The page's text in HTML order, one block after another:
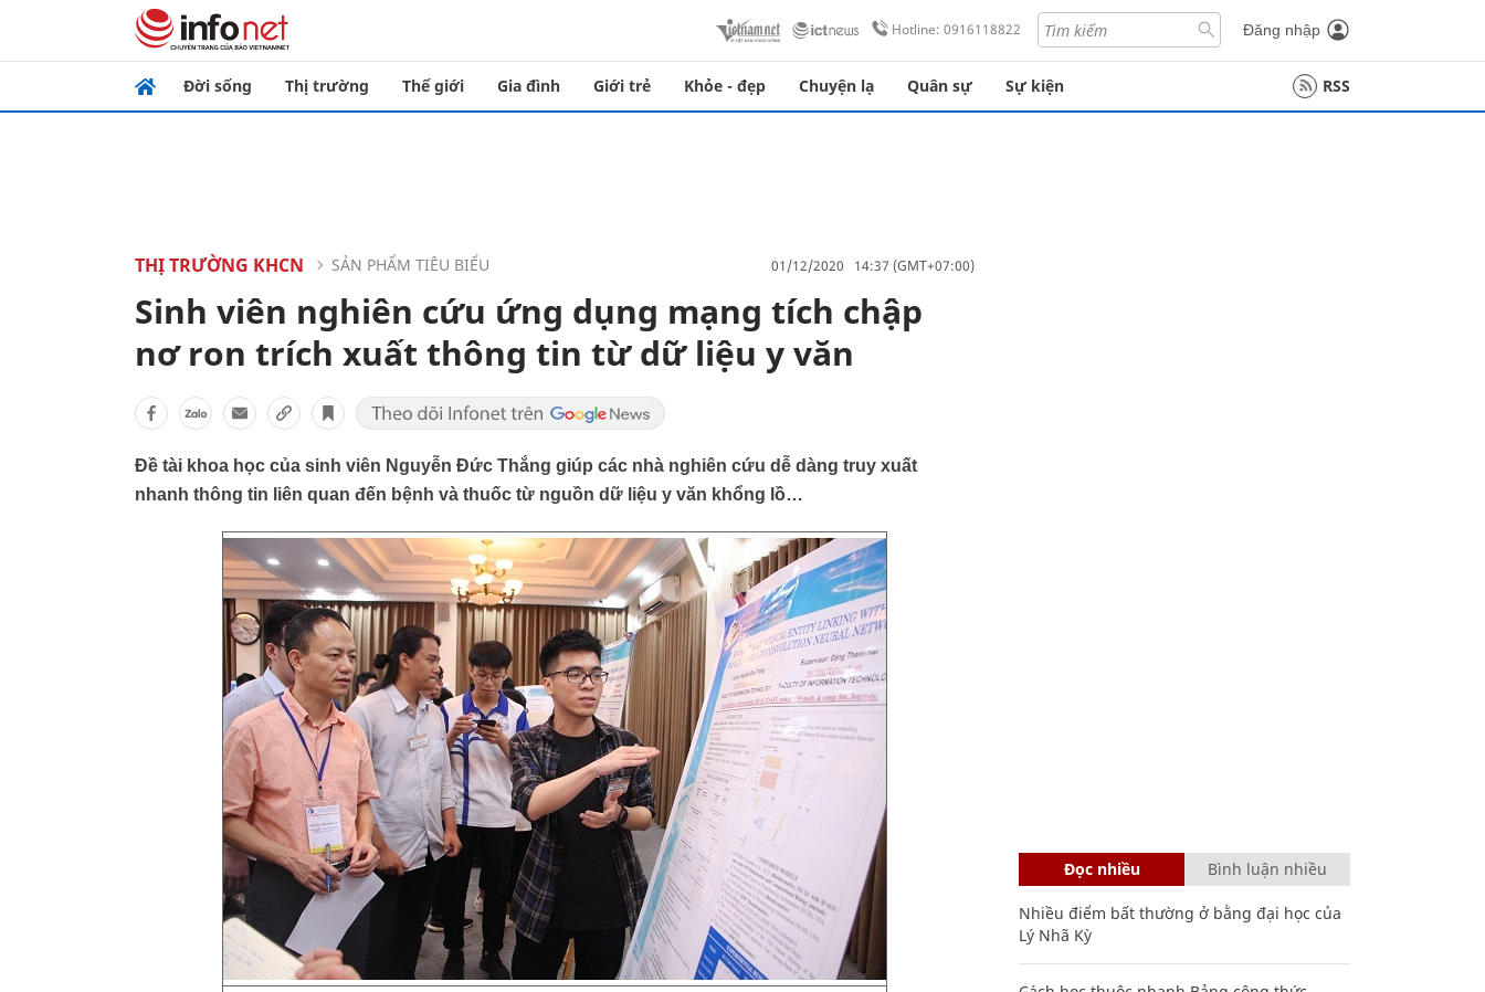
Hotline: 0916118822 Đăng nhập
Đời sống Thị trường Thế giới Gia đình Giới trẻ Khỏe - đẹp Chuyện lạ Quân sự Sự kiện RSS
THỊ TRƯỜNG KHCN SẢN PHẨM TIÊU BIỂU 01/12/2020 14:37 (GMT+07:00)
Sinh viên nghiên cứu ứng dụng mạng tích chập
nơ ron trích xuất thông tin từ dữ liệu y văn
Đề tài khoa học của sinh viên Nguyễn Đức Thắng giúp các nhà nghiên cứu dễ dàng truy xuất
nhanh thông tin liên quan đến bệnh và thuốc từ nguồn dữ liệu y văn khổng lồ…
Đọc nhiều Bình luận nhiều
Nhiều điểm bất thường ở bằng đại học của
Lý Nhã Kỳ